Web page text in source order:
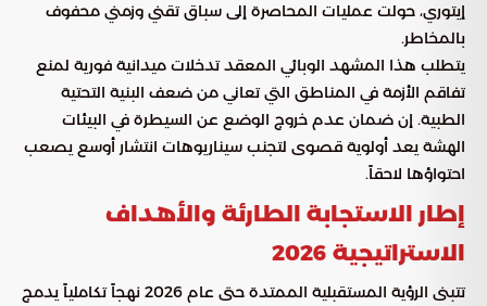
إيتوري، حولت عمليات المحاصرة إلى سباق تقني وزمني محفوف
بالمخاطر.
يتطلب هذا المشهد الوبائي المعقد تدخلات ميدانية فورية لمنع
تفاقم الأزمة في المناطق التي تعاني من ضعف البنية التحتية
الطبية. إن ضمان عدم خروج الوضع عن السيطرة في البيئات
الهشة يعد أولوية قصوى لتجنب سيناريوهات انتشار أوسع يصعب
احتواؤها لاحقاً.
إطار الاستجابة الطارئة والأهداف
الاستراتيجية 2026
تتبنى الرؤية المستقبلية الممتدة حتى عام 2026 نهجاً تكاملياً يدمج